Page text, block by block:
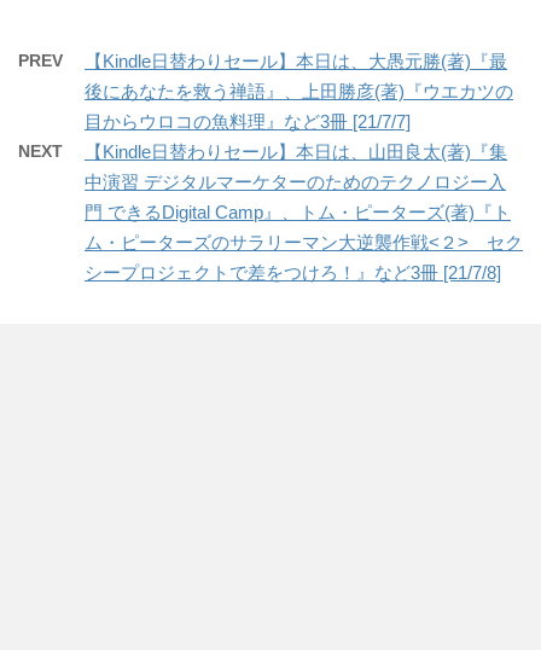
PREV
【Kindle日替わりセール】本日は、大愚元勝(著)『最
後にあなたを救う禅語』、上田勝彦(著)『ウエカツの
目からウロコの魚料理』など3冊 [21/7/7]
NEXT
【Kindle日替わりセール】本日は、山田良太(著)『集
中演習 デジタルマーケターのためのテクノロジー入
門 できるDigital Camp』、トム・ピーターズ(著)『ト
ム・ピーターズのサラリーマン大逆襲作戦<２> セク
シープロジェクトで差をつけろ！』など3冊 [21/7/8]